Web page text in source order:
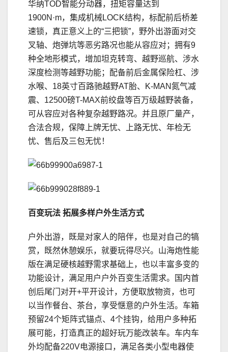
华纳TOD智能分动器，扭矩容量达到
1900N·m，集成机械LOCK结构，标配前后桥差
速锁，真正意义上的“三把锁”，野外出游面对交
叉轴、炮弹坑等恶劣路况也能从容应对；拥有9
种全地形模式，增加坦克转弯、越野巡航、涉水
深度检测等越野功能；配备前后金属保险杠、涉
水喉、18英寸百路驰越野AT胎、K-MAN氮气减
震、12500磅T-MAX前绞盘等百万级越野装备，
可从容应对各种复杂越野路况。并且原厂量产，
合法合规，保障上牌无忧、上路无忧、年检无
忧、售后及三包无忧！
百变玩法 拓展多样户外生活方式
户外出游，既是对家人的陪伴，也是对自己的犒
赏，既然休憩娱乐，就要玩得尽兴。山海炮性能
版在满足硬核越野需求基础上，也以丰富多变的
功能设计，满足用户户外百变生活需求。国内首
创后尾门对开+平开设计，方便取放物资，也可
以当作餐台、茶台，享受惬意的户外生活。车箱
预留24个矩阵式锚点、4个挂钩，给用户多种拓
展可能，打造真正的超好玩万能改装车。车内车
外均配备220V电源接口，满足各类小型电器使